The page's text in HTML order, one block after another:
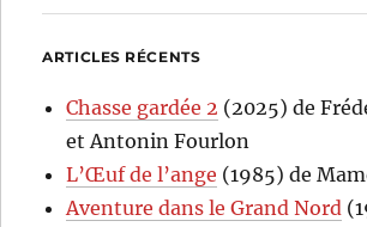
ARTICLES RÉCENTS
Chasse gardée 2 (2025) de
et Antonin Fourlon
L’Œuf de l’ange (1985) de
Aventure dans le Grand Nord